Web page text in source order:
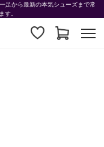
足から最新の本気シューズまで常
。